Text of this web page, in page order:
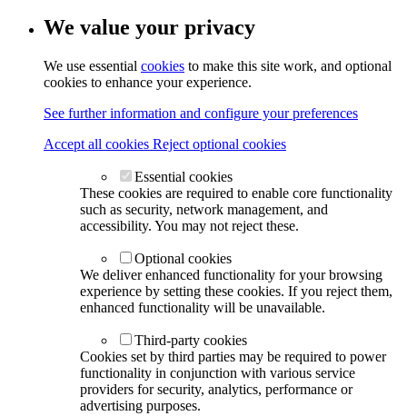
We value your privacy
We use essential cookies to make this site work, and optional
cookies to enhance your experience.
See further information and configure your preferences
Accept all cookies Reject optional cookies
Essential cookies
These cookies are required to enable core functionality
such as security, network management, and
accessibility. You may not reject these.
Optional cookies
We deliver enhanced functionality for your browsing
experience by setting these cookies. If you reject them,
enhanced functionality will be unavailable.
Third-party cookies
Cookies set by third parties may be required to power
functionality in conjunction with various service
providers for security, analytics, performance or
advertising purposes.